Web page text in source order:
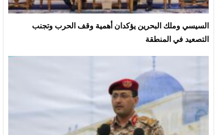
السيسي وملك البحرين يؤكدان أهمية وقف الحرب وتجنب
التصعيد في المنطقة